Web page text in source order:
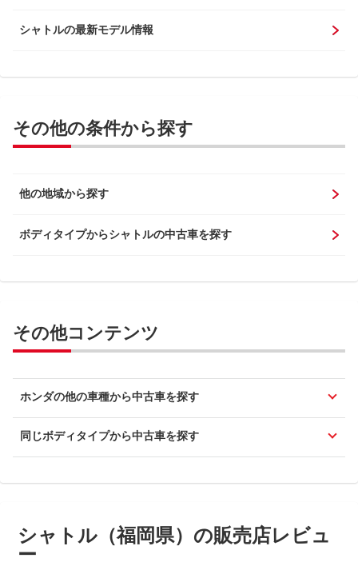
シャトルの最新モデル情報
その他の条件から探す
他の地域から探す
ボディタイプからシャトルの中古車を探す
その他コンテンツ
ホンダの他の車種から中古車を探す
同じボディタイプから中古車を探す
シャトル（福岡県）の販売店レビュ
ー